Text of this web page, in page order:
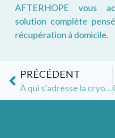
AFTERHOPE vous
solution complète
récupération à domicile.
PRÉCÉDENT
À qui s’adresse la cryothérapie compressive ? (sportifs, post-opératoire, blessures)